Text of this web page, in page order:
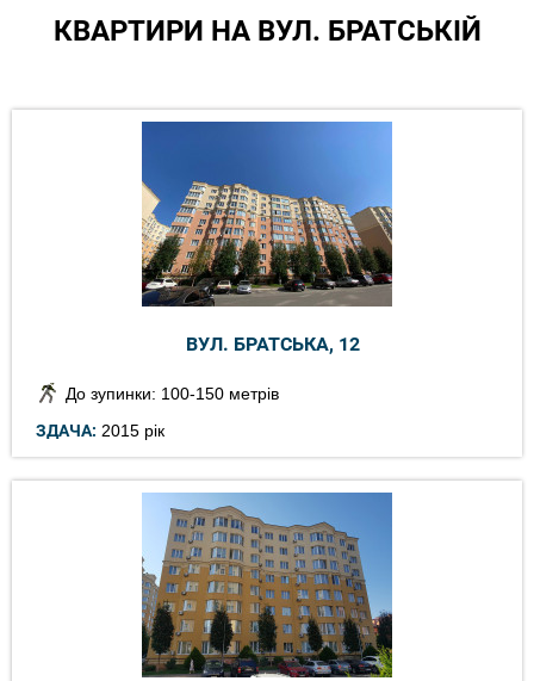
КВАРТИРИ НА ВУЛ. БРАТСЬКІЙ
ВУЛ. БРАТСЬКА, 12
До зупинки: 100-150 метрів
ЗДАЧА: 2015 рік